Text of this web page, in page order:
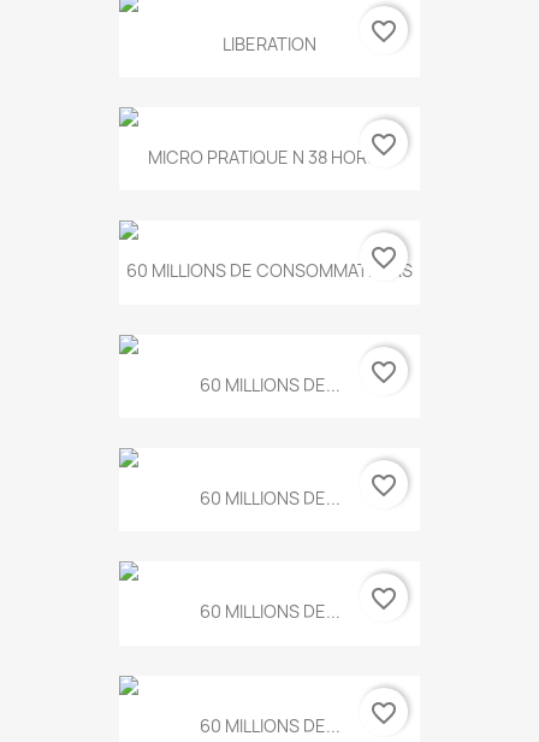
LIBERATION favorite_border
MICRO PRATIQUE N 38 HORS...
favorite_border
60 MILLIONS DE CONSOMMATEURS
favorite_border
60 MILLIONS DE... favorite_border
60 MILLIONS DE... favorite_border
60 MILLIONS DE... favorite_border
60 MILLIONS DE... favorite_border